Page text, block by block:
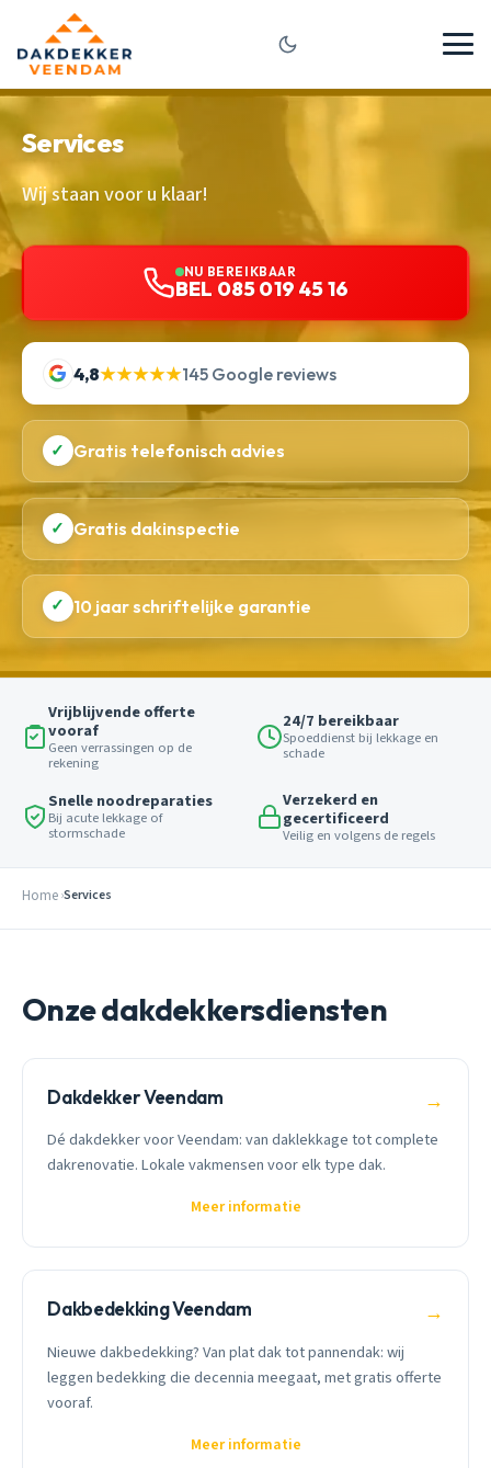
Services
Wij staan voor u klaar!
NU BEREIKBAAR
BEL 085 019 45 16
4,8★★★★★145 Google reviews
✓ Gratis telefonisch advies
✓ Gratis dakinspectie
✓ 10 jaar schriftelijke garantie
Vrijblijvende offerte
vooraf
Geen verrassingen op de
rekening
24/7 bereikbaar
Spoeddienst bij lekkage en
schade
Snelle noodreparaties
Bij acute lekkage of
stormschade
Verzekerd en
gecertificeerd
Veilig en volgens de regels
Home Services
Onze dakdekkersdiensten
Dakdekker Veendam →
Dé dakdekker voor Veendam: van daklekkage tot complete
dakrenovatie. Lokale vakmensen voor elk type dak.
Meer informatie
Dakbedekking Veendam →
Nieuwe dakbedekking? Van plat dak tot pannendak: wij
leggen bedekking die decennia meegaat, met gratis offerte
vooraf.
Meer informatie